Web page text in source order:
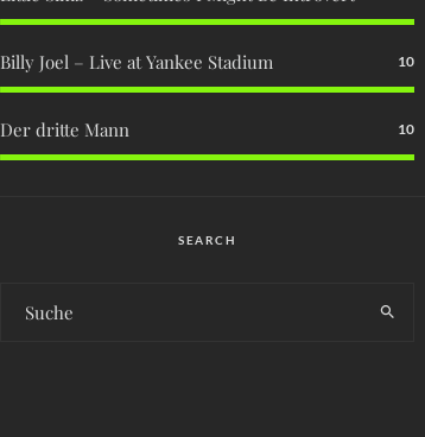
Billy Joel – Live at Yankee Stadium 10
Der dritte Mann 10
SEARCH